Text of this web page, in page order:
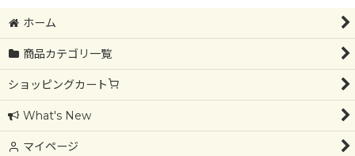
ホーム
商品カテゴリ一覧
ショッピングカート
What's New
マイページ